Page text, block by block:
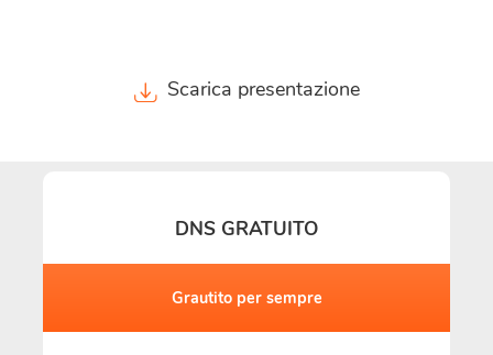
Scarica presentazione
DNS GRATUITO
Grautito per sempre